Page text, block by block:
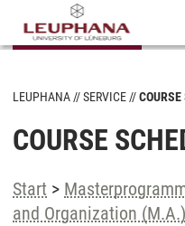
LEUPHANA SERVICE
COURSE
Start >
and Organization (M.A.)